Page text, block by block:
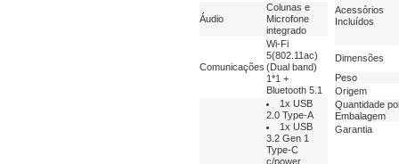
Áudio
Colunas e
Microfone
integrado
Comunicações
Wi-Fi
5(802.11ac)
(Dual band)
1*1 +
Bluetooth 5.1
1x USB
2.0 Type-A
1x USB
3.2 Gen 1
Type-C
c/power
Acessórios
Incluídos
Dimensões
Peso
Origem
Quantidade
Embalagem
Garantia